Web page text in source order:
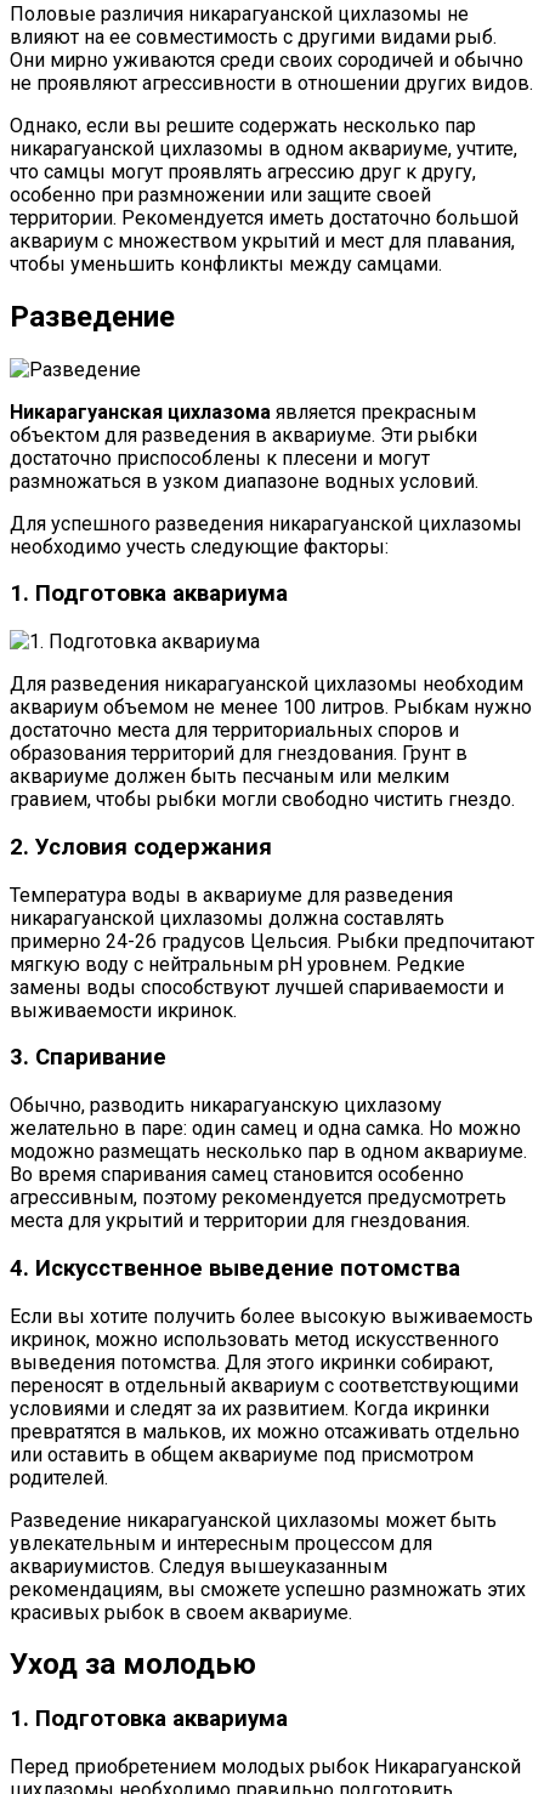
Половые различия никарагуанской цихлазомы не
влияют на ее совместимость с другими видами рыб.
Они мирно уживаются среди своих сородичей и обычно
не проявляют агрессивности в отношении других видов.
Однако, если вы решите содержать несколько пар
никарагуанской цихлазомы в одном аквариуме, учтите,
что самцы могут проявлять агрессию друг к другу,
особенно при размножении или защите своей
территории. Рекомендуется иметь достаточно большой
аквариум с множеством укрытий и мест для плавания,
чтобы уменьшить конфликты между самцами.
Разведение
Никарагуанская цихлазома является прекрасным
объектом для разведения в аквариуме. Эти рыбки
достаточно приспособлены к плесени и могут
размножаться в узком диапазоне водных условий.
Для успешного разведения никарагуанской цихлазомы
необходимо учесть следующие факторы:
1. Подготовка аквариума
Для разведения никарагуанской цихлазомы необходим
аквариум объемом не менее 100 литров. Рыбкам нужно
достаточно места для территориальных споров и
образования территорий для гнездования. Грунт в
аквариуме должен быть песчаным или мелким
гравием, чтобы рыбки могли свободно чистить гнездо.
2. Условия содержания
Температура воды в аквариуме для разведения
никарагуанской цихлазомы должна составлять
примерно 24-26 градусов Цельсия. Рыбки предпочитают
мягкую воду с нейтральным pH уровнем. Редкие
замены воды способствуют лучшей спариваемости и
выживаемости икринок.
3. Спаривание
Обычно, разводить никарагуанскую цихлазому
желательно в паре: один самец и одна самка. Но можно
модожно размещать несколько пар в одном аквариуме.
Во время спаривания самец становится особенно
агрессивным, поэтому рекомендуется предусмотреть
места для укрытий и территории для гнездования.
4. Искусственное выведение потомства
Если вы хотите получить более высокую выживаемость
икринок, можно использовать метод искусственного
выведения потомства. Для этого икринки собирают,
переносят в отдельный аквариум с соответствующими
условиями и следят за их развитием. Когда икринки
превратятся в мальков, их можно отсаживать отдельно
или оставить в общем аквариуме под присмотром
родителей.
Разведение никарагуанской цихлазомы может быть
увлекательным и интересным процессом для
аквариумистов. Следуя вышеуказанным
рекомендациям, вы сможете успешно размножать этих
красивых рыбок в своем аквариуме.
Уход за молодью
1. Подготовка аквариума
Перед приобретением молодых рыбок Никарагуанской